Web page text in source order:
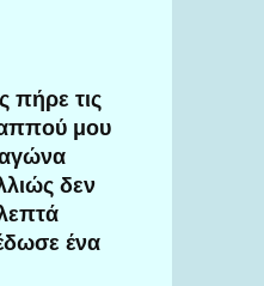
πήρε τις
μου
δεν
ένα